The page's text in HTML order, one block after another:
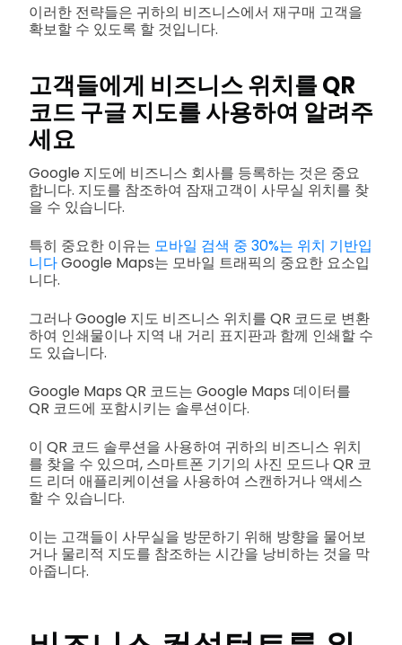
이러한 전략들은 귀하의 비즈니스에서 재구매 고객을
확보할 수 있도록 할 것입니다.
고객들에게 비즈니스 위치를 QR
코드 구글 지도를 사용하여 알려주
세요
Google 지도에 비즈니스 회사를 등록하는 것은 중요
합니다. 지도를 참조하여 잠재고객이 사무실 위치를 찾
을 수 있습니다.
특히 중요한 이유는 모바일 검색 중 30%는 위치 기반입
니다Google Maps는 모바일 트래픽의 중요한 요소입
니다.
그러나 Google 지도 비즈니스 위치를 QR 코드로 변환
하여 인쇄물이나 지역 내 거리 표지판과 함께 인쇄할 수
도 있습니다.
Google Maps QR 코드는 Google Maps 데이터를
QR 코드에 포함시키는 솔루션이다.
이 QR 코드 솔루션을 사용하여 귀하의 비즈니스 위치
를 찾을 수 있으며, 스마트폰 기기의 사진 모드나 QR 코
드 리더 애플리케이션을 사용하여 스캔하거나 액세스
할 수 있습니다.
이는 고객들이 사무실을 방문하기 위해 방향을 물어보
거나 물리적 지도를 참조하는 시간을 낭비하는 것을 막
아줍니다.